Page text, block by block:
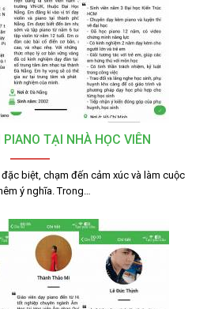
TẠI NHÀ HỌC VIÊN
biệt, chạm đến cảm xúc và làm cuộc
ý nghĩa. Trong…